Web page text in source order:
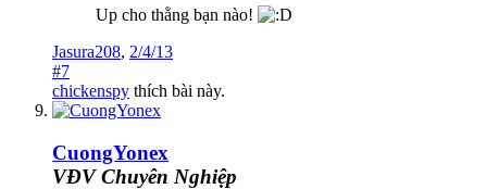
Up cho thằng bạn nào!
Jasura208, 2/4/13
#7
chickenspy thích bài này.
CuongYonex
VĐV Chuyên Nghiệp